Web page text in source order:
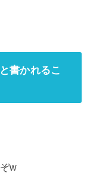
書かれるこ
w